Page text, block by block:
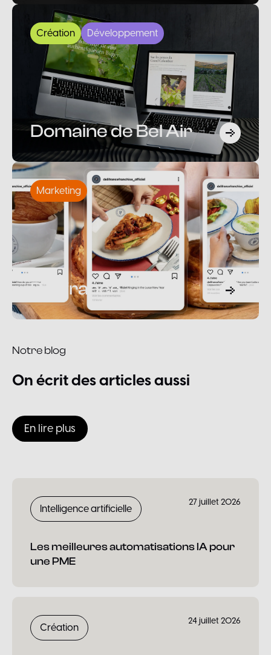
Création Développement
Domaine de Bel Air
Marketing
Délifrance
Notre blog
Onécritdesarticlesaussi
En lire plus
Intelligence artificielle 27 juillet 2026
Les meilleures automatisations IA pour
une PME
Création 24 juillet 2026